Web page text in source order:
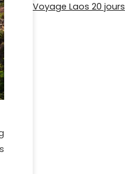
Voyage Laos 20 jours